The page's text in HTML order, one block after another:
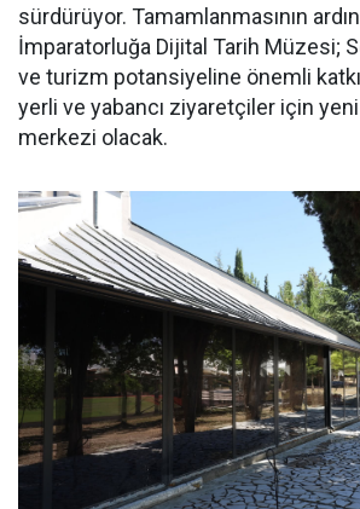
sürdürüyor. Tamamlanmasının
İmparatorluğa Dijital Tarih Müzesi;
ve turizm potansiyeline önemli
yerli ve yabancı ziyaretçiler için
merkezi olacak.